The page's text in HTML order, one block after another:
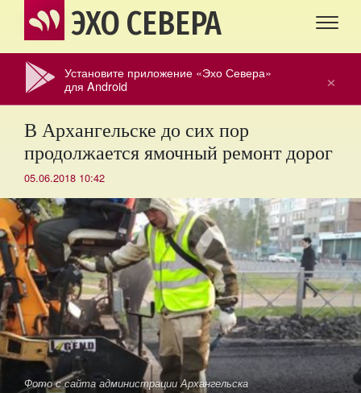
ЭХО СЕВЕРА
×
Установите приложение «Эхо Севера»
для Android
В Архангельске до сих пор
продолжается ямочный ремонт дорог
05.06.2018 10:42
Фото с сайта администрации Архангельска